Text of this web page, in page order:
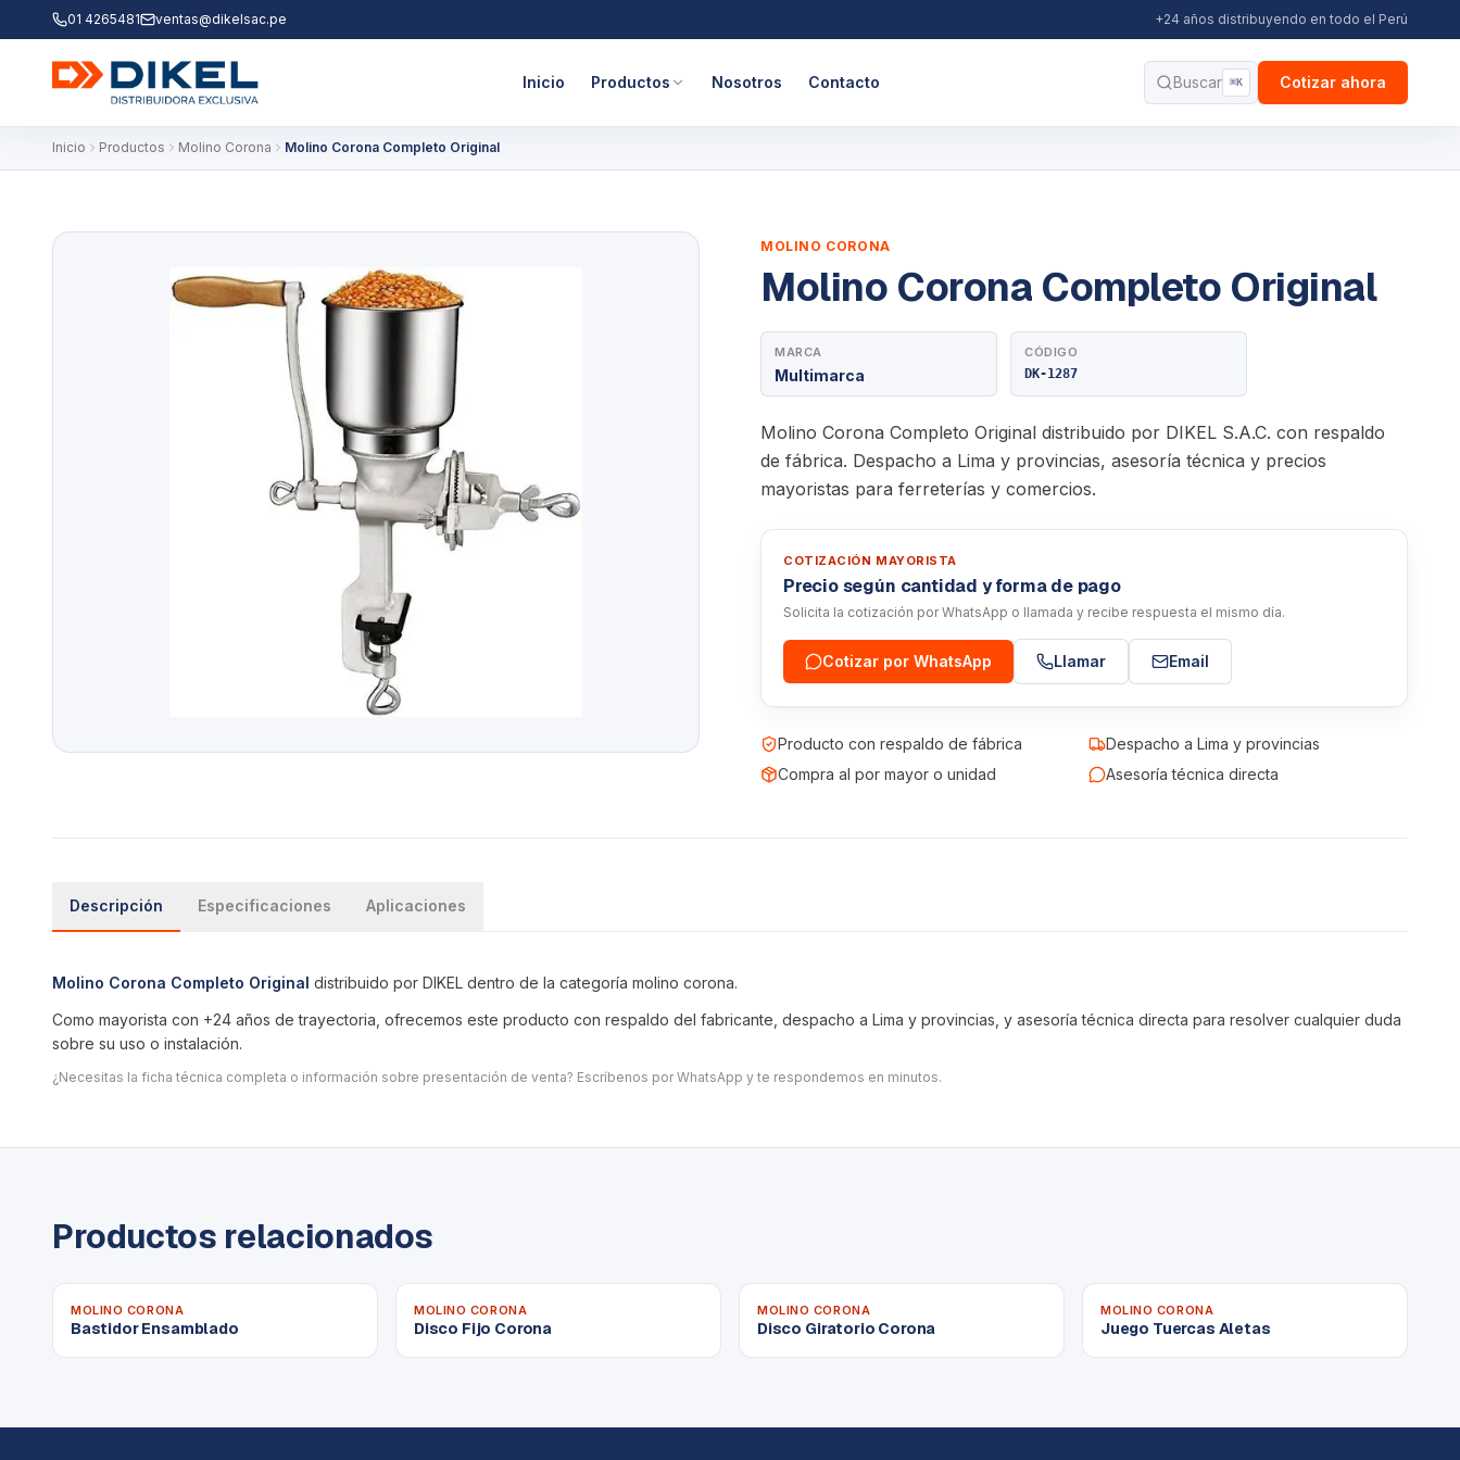
01 4265481 ventas@dikelsac.pe +24 años distribuyendo en todo el Perú
Inicio Productos Nosotros Contacto Buscar ⌘K Cotizar ahora
Inicio Productos Molino Corona Molino Corona Completo Original
MOLINO CORONA
Molino Corona Completo Original
MARCA
Multimarca
CÓDIGO
DK-1287
Molino Corona Completo Original distribuido por DIKEL S.A.C. con respaldo
de fábrica. Despacho a Lima y provincias, asesoría técnica y precios
mayoristas para ferreterías y comercios.
COTIZACIÓN MAYORISTA
Precio según cantidad y forma de pago
Solicita la cotización por WhatsApp o llamada y recibe respuesta el mismo día.
Cotizar por WhatsApp Llamar Email
Producto con respaldo de fábrica
Despacho a Lima y provincias
Compra al por mayor o unidad
Asesoría técnica directa
Descripción Especificaciones Aplicaciones
Molino Corona Completo Original distribuido por DIKEL dentro de la categoría molino corona.
Como mayorista con +24 años de trayectoria, ofrecemos este producto con respaldo del fabricante, despacho a Lima y provincias, y asesoría técnica directa para resolver cualquier duda
sobre su uso o instalación.
¿Necesitas la ficha técnica completa o información sobre presentación de venta? Escríbenos por WhatsApp y te respondemos en minutos.
Productos relacionados
MOLINO CORONA
Bastidor Ensamblado
MOLINO CORONA
Disco Fijo Corona
MOLINO CORONA
Disco Giratorio Corona
MOLINO CORONA
Juego Tuercas Aletas